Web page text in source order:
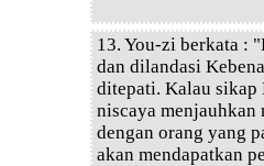
13. You-zi berkata :
dan dilandasi
ditepati. Kalau sikap
niscaya menjauhkan
dengan orang yang
akan mendapatkan